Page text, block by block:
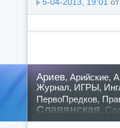
5-04-2013, 19:01
Ариев, Арийские,
Журнал, ИГРЫ,
ПервоПредков,
Славянская
русский,славян